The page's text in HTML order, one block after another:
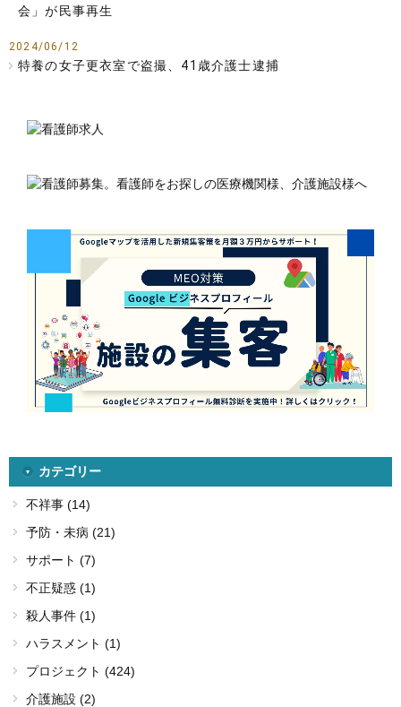
会」が民事再生
2024/06/12
特養の女子更衣室で盗撮、41歳介護士逮捕
カテゴリー
不祥事 (14)
予防・未病 (21)
サポート (7)
不正疑惑 (1)
殺人事件 (1)
ハラスメント (1)
プロジェクト (424)
介護施設 (2)